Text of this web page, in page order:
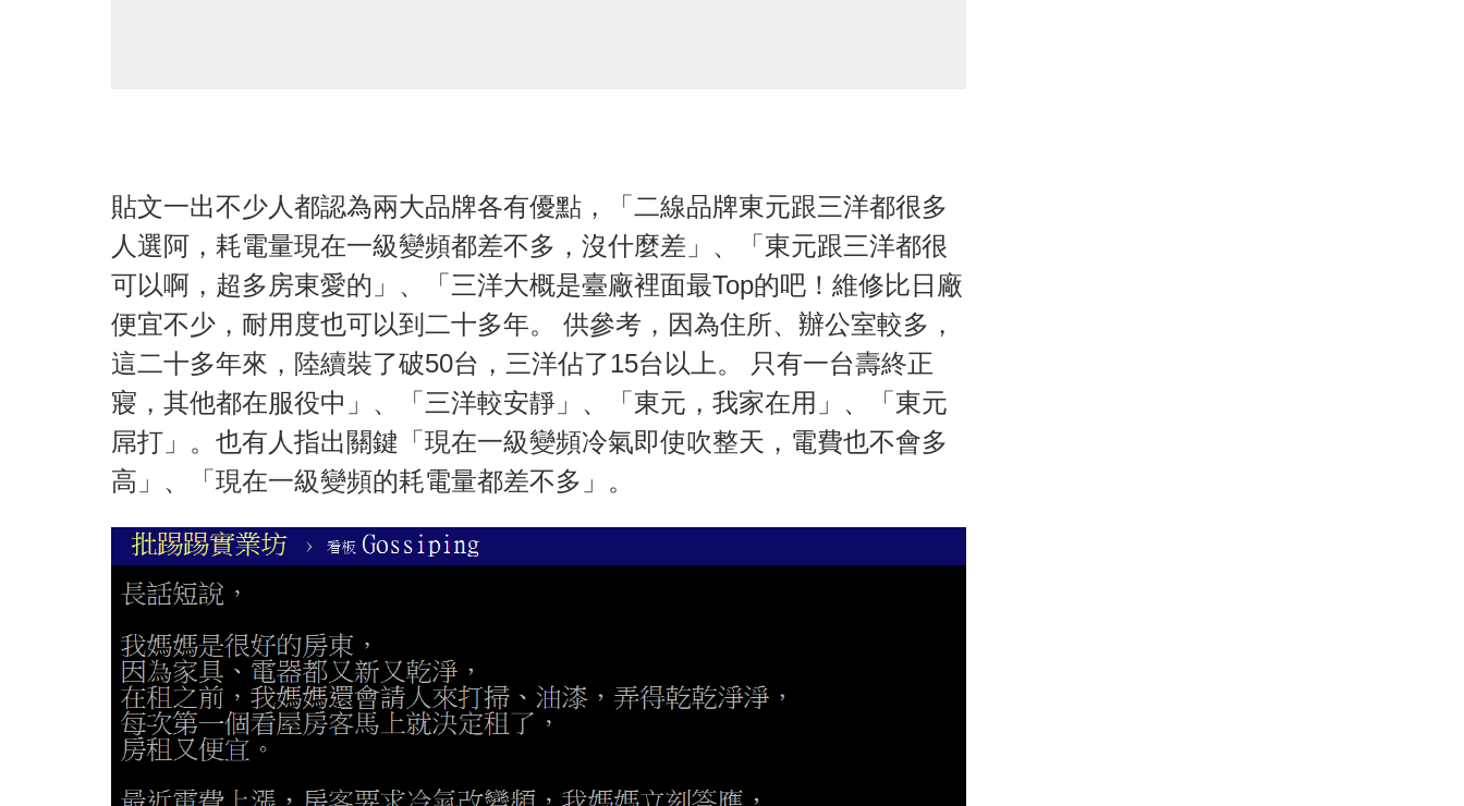
貼文一出不少人都認為兩大品牌各有優點，「二線品牌東元跟三洋都很多
人選阿，耗電量現在一級變頻都差不多，沒什麼差」、「東元跟三洋都很
可以啊，超多房東愛的」、「三洋大概是臺廠裡面最Top的吧！維修比日廠
便宜不少，耐用度也可以到二十多年。 供參考，因為住所、辦公室較多，
這二十多年來，陸續裝了破50台，三洋佔了15台以上。 只有一台壽終正
寢，其他都在服役中」、「三洋較安靜」、「東元，我家在用」、「東元
屌打」。也有人指出關鍵「現在一級變頻冷氣即使吹整天，電費也不會多
高」、「現在一級變頻的耗電量都差不多」。